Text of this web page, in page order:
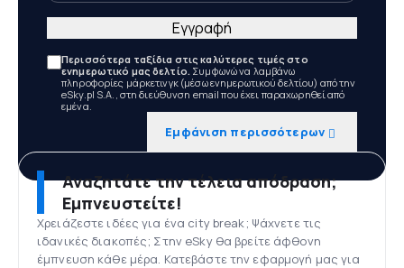
Περισσότερα ταξίδια στις καλύτερες τιμές στο
ενημερωτικό μας δελτίο. Συμφωνώ να λαμβάνω
πληροφορίες μάρκετινγκ (μέσω ενημερωτικού δελτίου) από την
eSky.pl S.A., στη διεύθυνση email που έχει παραχωρηθεί από
εμένα.
Εμφάνιση περισσότερων
Εγγραφή
Αναζητάτε την τέλεια απόδραση;
Εμπνευστείτε!
Χρειάζεστε ιδέες για ένα city break; Ψάχνετε τις
ιδανικές διακοπές; Στην eSky θα βρείτε άφθονη
έμπνευση κάθε μέρα. Κατεβάστε την εφαρμογή μας για